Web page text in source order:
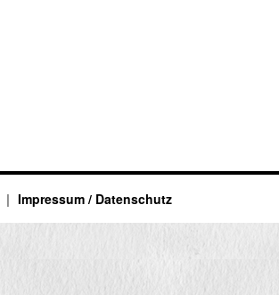
Impressum / Datenschutz